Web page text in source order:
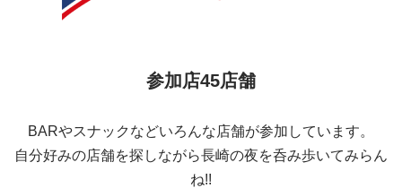
参加店45店舗
BARやスナックなどいろんな店舗が参加しています。
自分好みの店舗を探しながら長崎の夜を呑み歩いてみらん
ね!!